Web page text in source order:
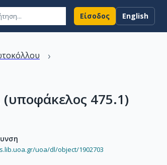
Είσοδος English
›
(υποφάκελος 475.1)
uoa/dl/object/1902703